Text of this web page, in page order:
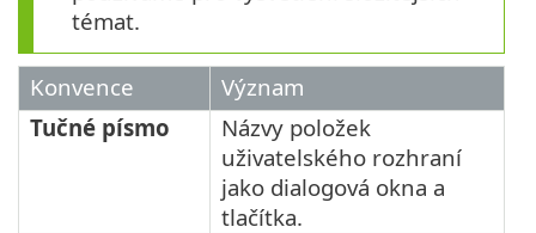
témat.
Konvence
Význam
Tučné písmo
Názvy položek
uživatelského rozhraní
jako dialogová okna a
tlačítka.